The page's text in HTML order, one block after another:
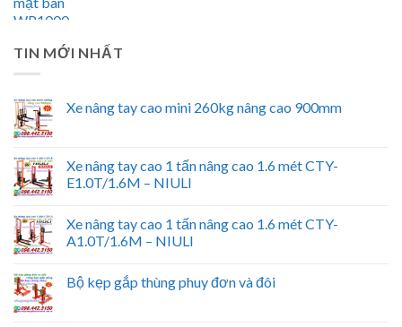
TIN MỚI NHẤT
Xe nâng tay cao mini 260kg nâng cao 900mm
Xe nâng tay cao 1 tấn nâng cao 1.6 mét CTY-
E1.0T/1.6M – NIULI
Xe nâng tay cao 1 tấn nâng cao 1.6 mét CTY-
A1.0T/1.6M – NIULI
Bộ kẹp gắp thùng phuy đơn và đôi